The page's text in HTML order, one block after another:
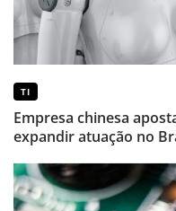
TI
Empresa chinesa
expandir atuação no